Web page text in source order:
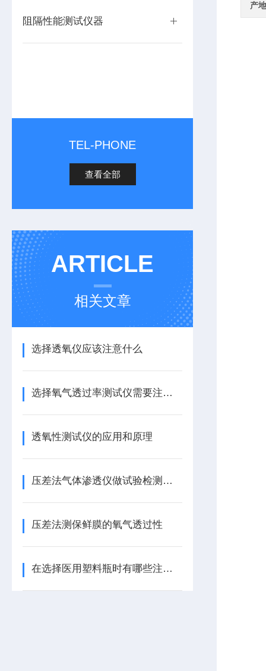
阻隔性能测试仪器
TEL-PHONE
查看全部
ARTICLE
相关文章
选择透氧仪应该注意什么
选择氧气透过率测试仪需要注意什么
透氧性测试仪的应用和原理
压差法气体渗透仪做试验检测应注意的事项
压差法测保鲜膜的氧气透过性
在选择医用塑料瓶时有哪些注意事项
产